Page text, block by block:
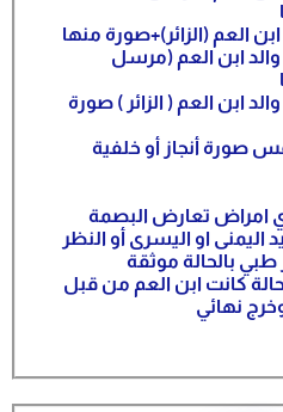
العم (الزائر)+صورة منها
ابن العم (مرسل
ابن العم ( الزائر ) صورة
صورة أنجاز أو خلفية
امراض تعارض البصمة
اليمنى او اليسرى أو النظر
طبي بالحالة موثقة
كانت ابن العم من قبل
نهائي